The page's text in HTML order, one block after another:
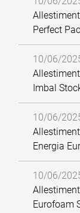
Perfect
10/06/
Imbal
10/06/
Energia
10/06/
Eurofoam